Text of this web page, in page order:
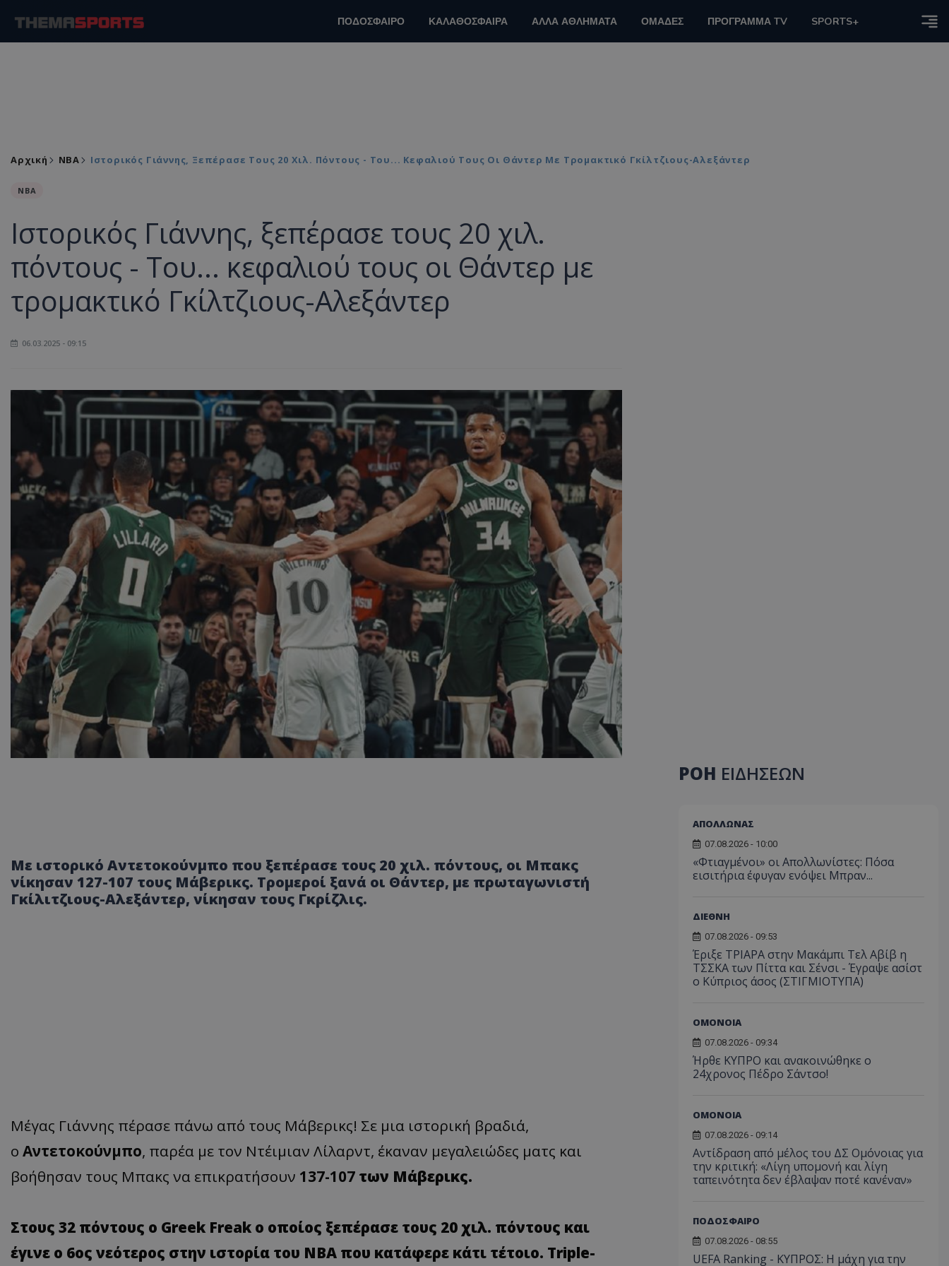
ΠΟΔΟΣΦΑΙΡΟ ΚΑΛΑΘΟΣΦΑΙΡΑ ΑΛΛΑ ΑΘΛΗΜΑΤΑ ΟΜΑΔΕΣ ΠΡΟΓΡΑΜΜΑ TV SPORTS+
Αρχική NBA Ιστορικός Γιάννης, Ξεπέρασε Τους 20 Χιλ. Πόντους - Του... Κεφαλιού Τους Οι Θάντερ Με Τρομακτικό Γκίλτζιους-Αλεξάντερ
NBA
Ιστορικός Γιάννης, ξεπέρασε τους 20 χιλ.
πόντους - Του... κεφαλιού τους οι Θάντερ με
τρομακτικό Γκίλτζιους-Αλεξάντερ
06.03.2025 - 09:15
Mε ιστορικό Αντετοκούνμπο που ξεπέρασε τους 20 χιλ. πόντους, οι Μπακς
νίκησαν 127-107 τους Μάβερικς. Τρομεροί ξανά οι Θάντερ, με πρωταγωνιστή
Γκίλιτζιους-Αλεξάντερ, νίκησαν τους Γκρίζλις.
Μέγας Γιάννης πέρασε πάνω από τους Μάβερικς! Σε μια ιστορική βραδιά,
ο Αντετοκούνμπο, παρέα με τον Ντέιμιαν Λίλαρντ, έκαναν μεγαλειώδες ματς και
βοήθησαν τους Μπακς να επικρατήσουν 137-107 των Μάβερικς.
Στους 32 πόντους ο Greek Freak ο οποίος ξεπέρασε τους 20 χιλ. πόντους και
έγινε ο 6ος νεότερος στην ιστορία του ΝΒΑ που κατάφερε κάτι τέτοιο. Triple-
ΡΟΗ ΕΙΔΗΣΕΩΝ
ΑΠΟΛΛΩΝΑΣ
07.08.2026 - 10:00
«Φτιαγμένοι» οι Απολλωνίστες: Πόσα
εισιτήρια έφυγαν ενόψει Μπραν...
ΔΙΕΘΝΗ
07.08.2026 - 09:53
Έριξε ΤΡΙΑΡΑ στην Μακάμπι Τελ Αβίβ η
ΤΣΣΚΑ των Πίττα και Σένσι - Έγραψε ασίστ
ο Κύπριος άσος (ΣΤΙΓΜΙΟΤΥΠΑ)
ΟΜΟΝΟΙΑ
07.08.2026 - 09:34
Ήρθε ΚΥΠΡΟ και ανακοινώθηκε ο
24χρονος Πέδρο Σάντσο!
ΟΜΟΝΟΙΑ
07.08.2026 - 09:14
Αντίδραση από μέλος του ΔΣ Ομόνοιας για
την κριτική: «Λίγη υπομονή και λίγη
ταπεινότητα δεν έβλαψαν ποτέ κανέναν»
ΠΟΔΟΣΦΑΙΡΟ
07.08.2026 - 08:55
UEFA Ranking - ΚΥΠΡΟΣ: Η μάχη για την